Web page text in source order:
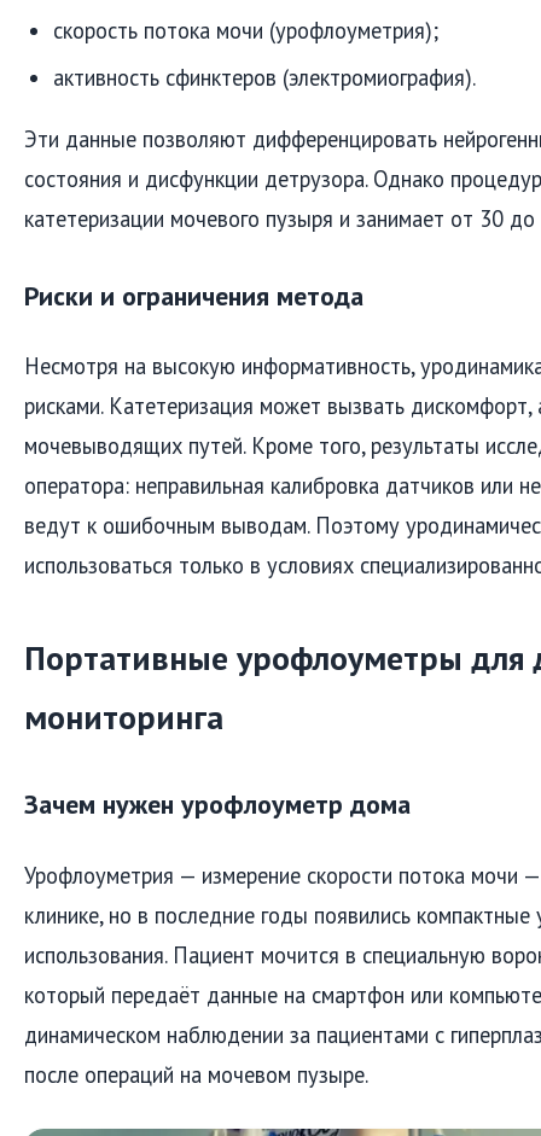
скорость потока мочи (урофлоуметрия);
активность сфинктеров (электромиография).
Эти данные позволяют дифференцировать
состояния и дисфункции детрузора. Однако
катетеризации мочевого пузыря и занимает от 30
Риски и ограничения метода
Несмотря на высокую информативность,
рисками. Катетеризация может вызвать
мочевыводящих путей. Кроме того, результаты
оператора: неправильная калибровка датчиков или
ведут к ошибочным выводам. Поэтому
использоваться только в условиях
Портативные урофлоуметры для
мониторинга
Зачем нужен урофлоуметр дома
Урофлоуметрия — измерение скорости потока мочи
клинике, но в последние годы появились
использования. Пациент мочится в специальную
который передаёт данные на смартфон или
динамическом наблюдении за пациентами с
после операций на мочевом пузыре.